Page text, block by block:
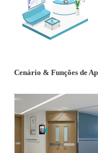
Cenário & Funções de